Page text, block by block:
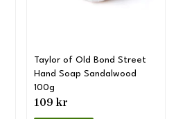
Taylor of Old Bond Street
Hand Soap Sandalwood
100g
109 kr